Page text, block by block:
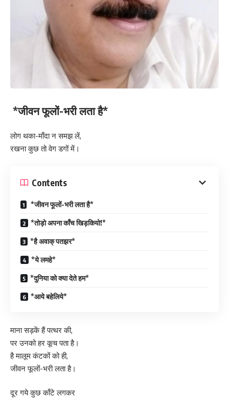
*जीवन फूलों-भरी लता है*
लोग थका-माँदा न समझ लें,
रखना कुछ तो वेग डगों में।
Contents
*जीवन फूलों-भरी लता है*
*तोड़ो अपना काँच खिड़कियो!*
*है अवाक् पतझर*
*ये लमहे*
*दुनिया को क्या देते हम*
*आये बहेलिये*
माना सड़कें हैं पत्थर की,
पर उनको हर कूच पता है।
है मालूम कंटकों को ही,
जीवन फूलों-भरी लता है।
दूर गये कुछ काँटे लगकर